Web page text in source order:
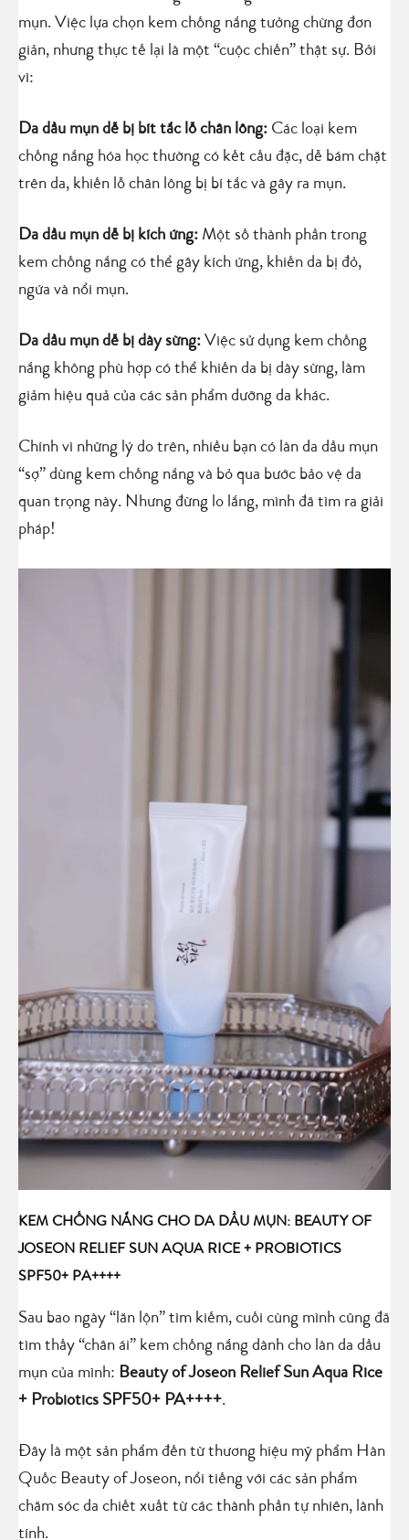
mụn. Việc lựa chọn kem chống nắng tưởng chừng đơn
giản, nhưng thực tế lại là một “cuộc chiến” thật sự. Bởi
vì:
Da dầu mụn dễ bị bít tắc lỗ chân lông: Các loại kem
chống nắng hóa học thường có kết cấu đặc, dễ bám chặt
trên da, khiến lỗ chân lông bị bí tắc và gây ra mụn.
Da dầu mụn dễ bị kích ứng: Một số thành phần trong
kem chống nắng có thể gây kích ứng, khiến da bị đỏ,
ngứa và nổi mụn.
Da dầu mụn dễ bị dày sừng: Việc sử dụng kem chống
nắng không phù hợp có thể khiến da bị dày sừng, làm
giảm hiệu quả của các sản phẩm dưỡng da khác.
Chính vì những lý do trên, nhiều bạn có làn da dầu mụn
“sợ” dùng kem chống nắng và bỏ qua bước bảo vệ da
quan trọng này. Nhưng đừng lo lắng, mình đã tìm ra giải
pháp!
KEM CHỐNG NẮNG CHO DA DẦU MỤN: BEAUTY OF
JOSEON RELIEF SUN AQUA RICE + PROBIOTICS
SPF50+ PA++++
Sau bao ngày “lăn lộn” tìm kiếm, cuối cùng mình cũng đã
tìm thấy “chân ái” kem chống nắng dành cho làn da dầu
mụn của mình: Beauty of Joseon Relief Sun Aqua Rice
+ Probiotics SPF50+ PA++++.
Đây là một sản phẩm đến từ thương hiệu mỹ phẩm Hàn
Quốc Beauty of Joseon, nổi tiếng với các sản phẩm
chăm sóc da chiết xuất từ các thành phần tự nhiên, lành
tính.